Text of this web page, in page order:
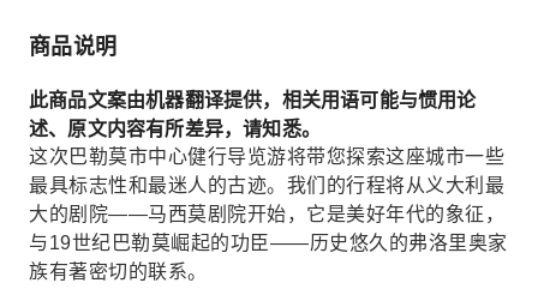
我将给你讲故事和传说，谜团和奇迹，英雄和黑手
商品说明
此商品文案由机器翻译提供，相关用语可能与惯用论
述、原文内容有所差异，请知悉。
这次巴勒莫市中心健行导览游将带您探索这座城市一些
最具标志性和最迷人的古迹。我们的行程将从义大利最
大的剧院——马西莫剧院开始，它是美好年代的象征，
与19世纪巴勒莫崛起的功臣——历史悠久的弗洛里奥家
族有著密切的联系。